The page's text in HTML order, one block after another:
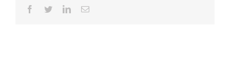
Facebook
TwitterLinkedInEmail